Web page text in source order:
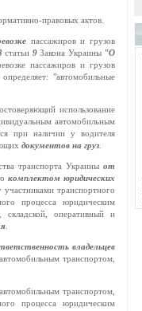
правовых актов.
пассажиров и грузов
статьи 9Закона Украины "О
пассажиров и грузов
определяет: "автомобильные
использование
автомобильным
при наличии у водителя
документов на груз
транспорта Украиныот
комплектом юридических
транспортного
процесса юридическим
оперативный и
владельцев
транспортом,
транспортом,
процесса юридическим